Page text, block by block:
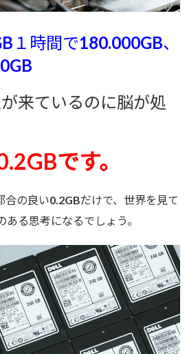
１時間で180.000GB、
来ているのに脳が処
です。
の良い0.2GBだけで、世界を見て
る思考になるでしょう。